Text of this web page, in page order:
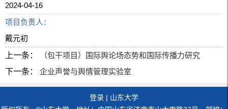
2024-04-16
项目负责人：
戴元初
上一条：
（包干项目）国际舆论场态势和国际传播力研究
下一条：
企业声誉与舆情管理实验室
登录 | 山东大学